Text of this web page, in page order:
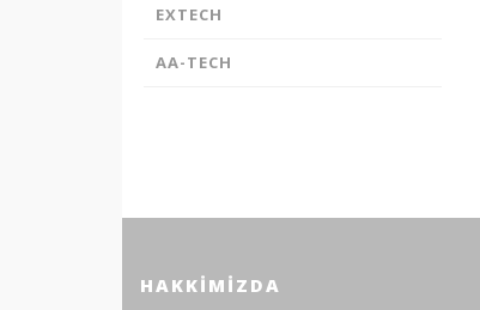
EXTECH
AA-TECH
HAKKIMIZDA